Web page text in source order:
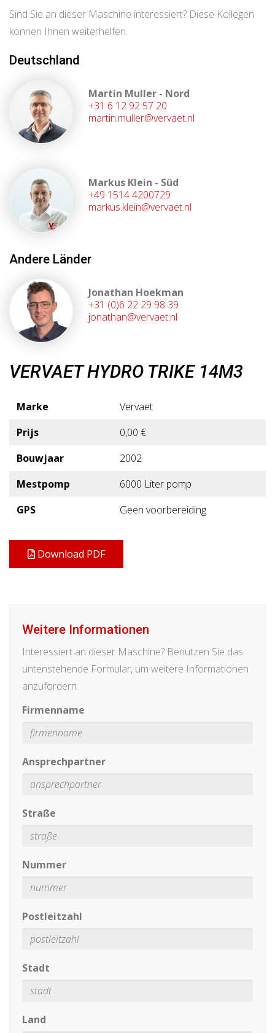
Sind Sie an dieser Maschine interessiert? Diese Kollegen
können Ihnen weiterhelfen.
Deutschland
Martin Muller - Nord
+31 6 12 92 57 20
martin.muller@vervaet.nl
Markus Klein - Süd
+49 1514 4200729
markus.klein@vervaet.nl
Andere Länder
Jonathan Hoekman
+31 (0)6 22 29 98 39
jonathan@vervaet.nl
VERVAET HYDRO TRIKE 14M3
Marke
Vervaet
Prijs
0,00 €
Bouwjaar
2002
Mestpomp
6000 Liter pomp
GPS
Geen voorbereiding
Download PDF
Weitere Informationen
Interessiert an dieser Maschine? Benutzen Sie das
untenstehende Formular, um weitere Informationen
anzufordern.
Firmenname
Ansprechpartner
Straße
Nummer
Postleitzahl
Stadt
Land